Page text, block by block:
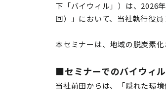
下「バイウィル」）は、2026
回）」において、当社執行役
本セミナーは、地域の脱炭素
■セミナーでのバイウィ
当社前田からは、「隠れた環